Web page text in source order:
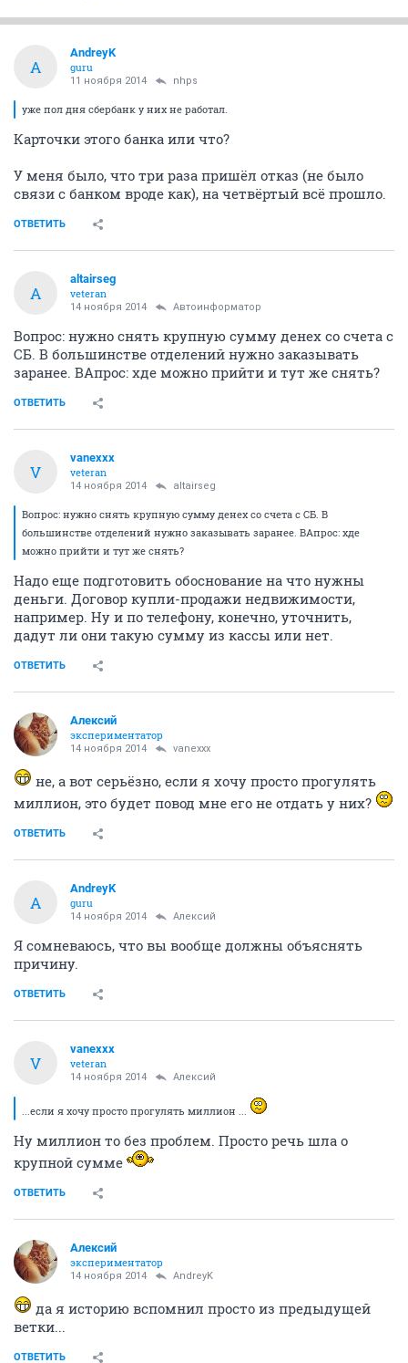
A
AndreyK
guru
11 ноября 2014 nhps
уже пол дня сбербанк у них не работал.
Карточки этого банка или что?
У меня было, что три раза пришёл отказ (не было
связи с банком вроде как), на четвёртый всё прошло.
ОТВЕТИТЬ
A
altairseg
veteran
14 ноября 2014 Автоинформатор
Вопрос: нужно снять крупную сумму денех со счета с
СБ. В большинстве отделений нужно заказывать
заранее. ВАпрос: хде можно прийти и тут же снять?
ОТВЕТИТЬ
V
vanexxx
veteran
14 ноября 2014 altairseg
Вопрос: нужно снять крупную сумму денех со счета с СБ. В
большинстве отделений нужно заказывать заранее. ВАпрос: хде
можно прийти и тут же снять?
Надо еще подготовить обоснование на что нужны
деньги. Договор купли-продажи недвижимости,
например. Ну и по телефону, конечно, уточнить,
дадут ли они такую сумму из кассы или нет.
ОТВЕТИТЬ
Алексий
экспериментатор
14 ноября 2014 vanexxx
не, а вот серьёзно, если я хочу просто прогулять
миллион, это будет повод мне его не отдать у них?
ОТВЕТИТЬ
A
AndreyK
guru
14 ноября 2014 Алексий
Я сомневаюсь, что вы вообще должны объяснять
причину.
ОТВЕТИТЬ
V
vanexxx
veteran
14 ноября 2014 Алексий
...если я хочу просто прогулять миллион ...
Ну миллион то без проблем. Просто речь шла о
крупной сумме
ОТВЕТИТЬ
Алексий
экспериментатор
14 ноября 2014 AndreyK
да я историю вспомнил просто из предыдущей
ветки...
ОТВЕТИТЬ